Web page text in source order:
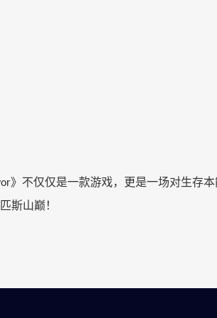
》不仅仅是一款游戏，更是一场对生存
斯山巅！